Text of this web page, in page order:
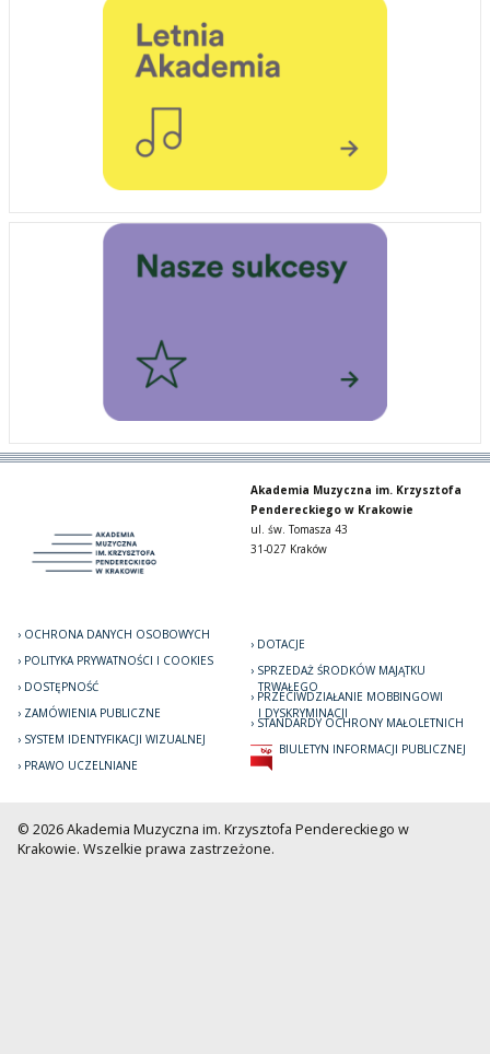
Akademia Muzyczna im. Krzysztofa
Pendereckiego w Krakowie
ul. św. Tomasza 43
31-027 Kraków
OCHRONA DANYCH OSOBOWYCH
POLITYKA PRYWATNOŚCI I COOKIES
DOSTĘPNOŚĆ
ZAMÓWIENIA PUBLICZNE
SYSTEM IDENTYFIKACJI WIZUALNEJ
PRAWO UCZELNIANE
DOTACJE
SPRZEDAŻ ŚRODKÓW MAJĄTKU
TRWAŁEGO
PRZECIWDZIAŁANIE MOBBINGOWI
I DYSKRYMINACJI
STANDARDY OCHRONY MAŁOLETNICH
BIULETYN INFORMACJI PUBLICZNEJ
© 2026 Akademia Muzyczna im. Krzysztofa Pendereckiego w
Krakowie. Wszelkie prawa zastrzeżone.